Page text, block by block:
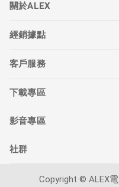
關於ALEX
經銷據點
客戶服務
下載專區
影音專區
社群
Copyright © ALEX